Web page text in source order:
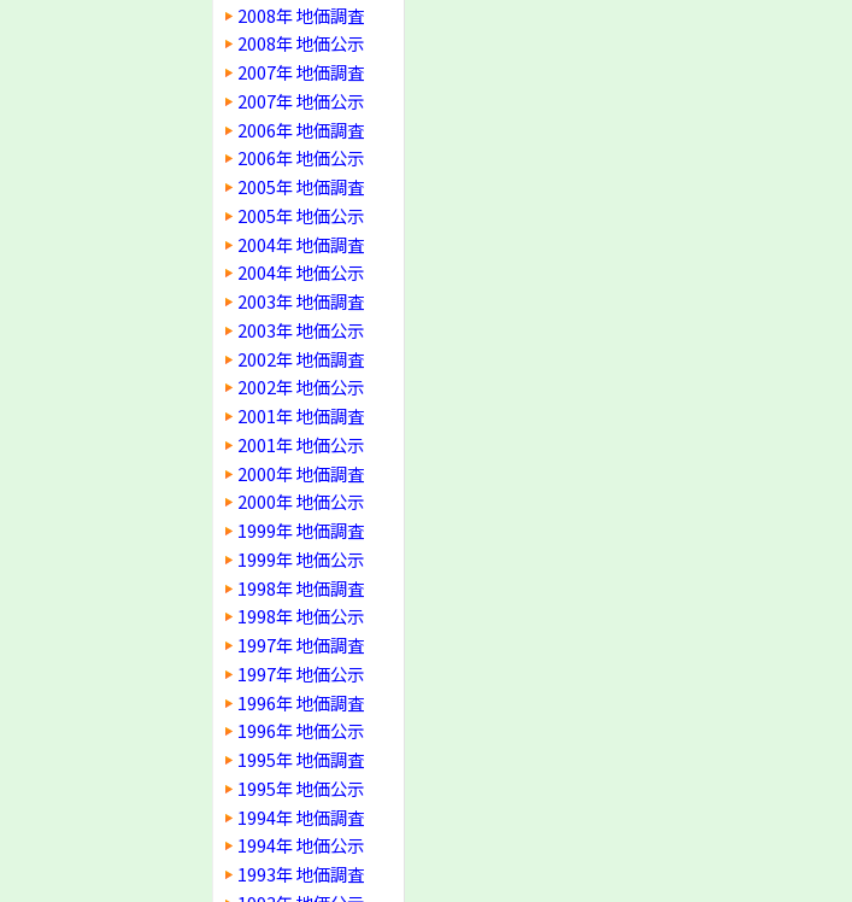
2008年 地価調査
2008年 地価公示
2007年 地価調査
2007年 地価公示
2006年 地価調査
2006年 地価公示
2005年 地価調査
2005年 地価公示
2004年 地価調査
2004年 地価公示
2003年 地価調査
2003年 地価公示
2002年 地価調査
2002年 地価公示
2001年 地価調査
2001年 地価公示
2000年 地価調査
2000年 地価公示
1999年 地価調査
1999年 地価公示
1998年 地価調査
1998年 地価公示
1997年 地価調査
1997年 地価公示
1996年 地価調査
1996年 地価公示
1995年 地価調査
1995年 地価公示
1994年 地価調査
1994年 地価公示
1993年 地価調査